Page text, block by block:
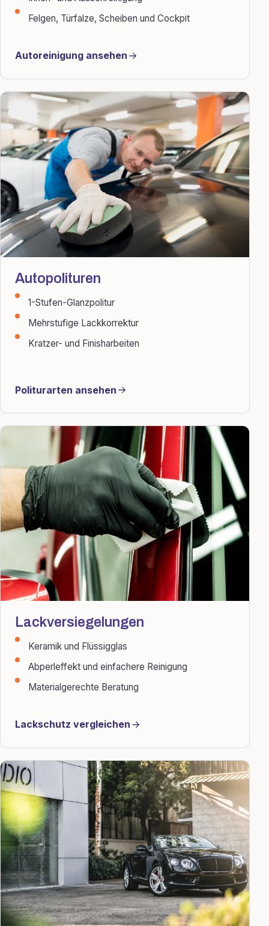
Felgen, Türfalze, Scheiben und Cockpit
Autoreinigung ansehen
Autopolituren
1-Stufen-Glanzpolitur
Mehrstufige Lackkorrektur
Kratzer- und Finisharbeiten
Politurarten ansehen
Lackversiegelungen
Keramik und Flüssigglas
Abperleffekt und einfachere Reinigung
Materialgerechte Beratung
Lackschutz vergleichen